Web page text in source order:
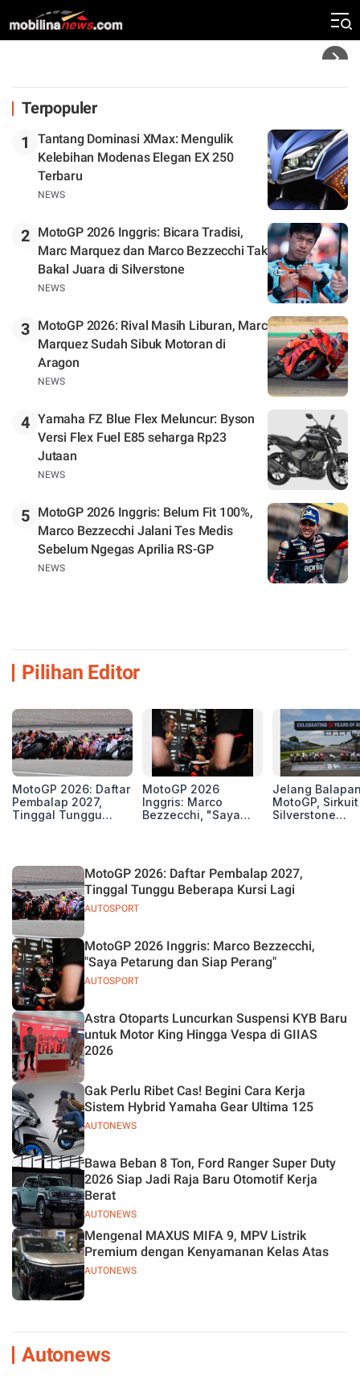
Tinggal Tunggu Beberapa Kursi Lagi
Terpopuler
1
Tantang Dominasi XMax: Mengulik
Kelebihan Modenas Elegan EX 250
Terbaru
NEWS
2
MotoGP 2026 Inggris: Bicara Tradisi,
Marc Marquez dan Marco Bezzecchi Tak
Bakal Juara di Silverstone
NEWS
3
MotoGP 2026: Rival Masih Liburan, Marc
Marquez Sudah Sibuk Motoran di
Aragon
NEWS
4 Yamaha FZ Blue Flex Meluncur: Byson
Versi Flex Fuel E85 seharga Rp23
Jutaan
NEWS
5
MotoGP 2026 Inggris: Belum Fit 100%,
Marco Bezzecchi Jalani Tes Medis
Sebelum Ngegas Aprilia RS-GP
NEWS
Pilihan Editor
MotoGP 2026: Daftar
Pembalap 2027,
Tinggal Tunggu
MotoGP 2026
Inggris: Marco
Bezzecchi, "Saya
Jelang
MotoGP, Sirkuit
Silverstone
AUTOSPORT
MotoGP 2026: Daftar Pembalap 2027,
Tinggal Tunggu Beberapa Kursi Lagi
AUTOSPORT
MotoGP 2026 Inggris: Marco Bezzecchi,
"Saya Petarung dan Siap Perang"
Astra Otoparts Luncurkan Suspensi KYB Baru
untuk Motor King Hingga Vespa di GIIAS
2026
AUTONEWS
Gak Perlu Ribet Cas! Begini Cara Kerja
Sistem Hybrid Yamaha Gear Ultima 125
AUTONEWS
Bawa Beban 8 Ton, Ford Ranger Super Duty
2026 Siap Jadi Raja Baru Otomotif Kerja
Berat
AUTONEWS
Mengenal MAXUS MIFA 9, MPV Listrik
Premium dengan Kenyamanan Kelas Atas
Autonews